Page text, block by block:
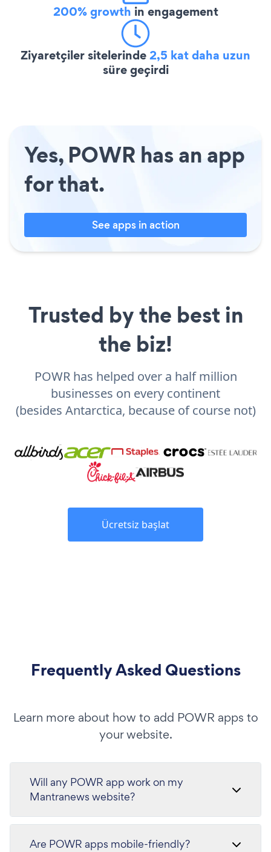
200% growth in engagement
Ziyaretçiler sitelerinde2,5 kat daha uzun
süre geçirdi
Yes, POWR has an app
for that.
See apps in action
Trusted by the best in
the biz!
POWR has helped over a half million
businesses on every continent
(besides Antarctica, because of course not)
Ücretsiz başlat
Frequently Asked Questions
Learn more about how to add POWR apps to
your website.
Will any POWR app work on my
Mantranews website?
Are POWR apps mobile-friendly?